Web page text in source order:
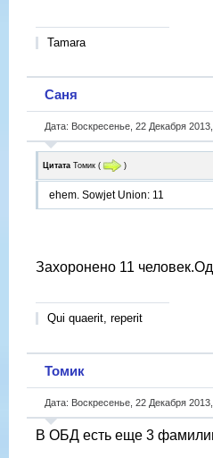
Tamara
Саня
Дата: Воскресенье, 22 Декабря
Цитата Томик ( )
ehem. Sowjet Union: 11
Захоронено 11
Qui quaerit, reperit
Томик
Дата: Воскресенье, 22 Декабря
В ОБД есть еще 3